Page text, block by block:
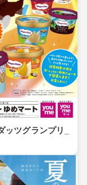
ッツグランプリ_